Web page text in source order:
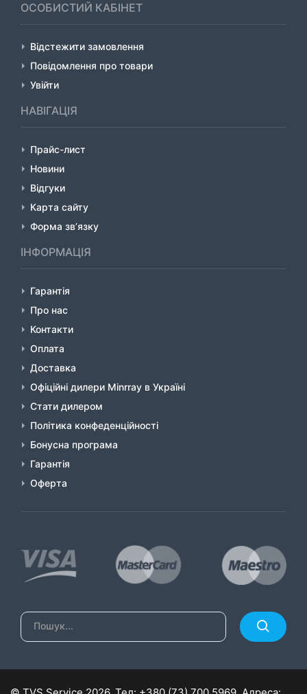
ОСОБИСТИЙ КАБІНЕТ
Відстежити замовлення
Повідомлення про товари
Увійти
НАВІГАЦІЯ
Прайс-лист
Новини
Відгуки
Карта сайту
Форма зв’язку
ІНФОРМАЦІЯ
Гарантія
Про нас
Контакти
Оплата
Доставка
Офіційні дилери Minrray в Україні
Стати дилером
Політика конфеденційності
Бонусна програма
Гарантія
Оферта